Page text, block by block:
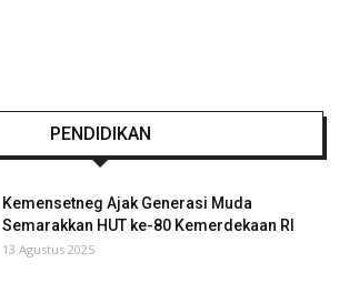
PENDIDIKAN
Kemensetneg Ajak Generasi Muda
Semarakkan HUT ke-80 Kemerdekaan RI
13 Agustus 2025